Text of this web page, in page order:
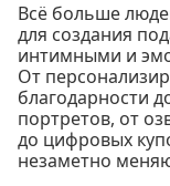
Всё больше
для создания
интимными и
От
благодарности
портретов, от
до цифровых
незаметно